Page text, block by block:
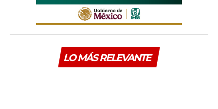
LO MÁS RELEVANTE